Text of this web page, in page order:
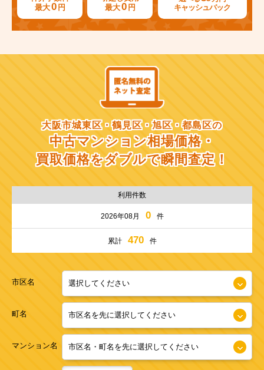
最大0 円
最大0 円
キャッシュバック
大阪市城東区・鶴見区・旭区・都島区の
中古マンション相場価格・
買取価格をダブルで瞬間査定！
利用件数
2026年08月 0 件
累計 470 件
市区名
町名
マンション名